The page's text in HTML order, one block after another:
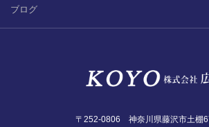
ブログ
〒252-0806 神奈川県藤沢市土棚